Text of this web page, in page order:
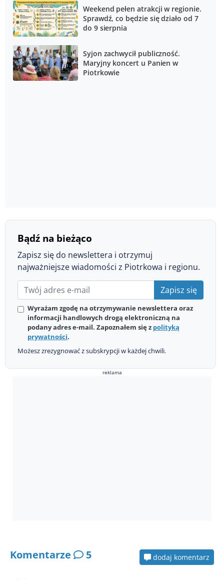
Weekend pełen atrakcji w regionie.
Sprawdź, co będzie się działo od 7
do 9 sierpnia
Syjon zachwycił publiczność.
Maryjny koncert u Panien w
Piotrkowie
Bądź na bieżąco
Zapisz się do newslettera i otrzymuj
najważniejsze wiadomości z Piotrkowa i regionu.
Zapisz się
Wyrażam zgodę na otrzymywanie newslettera oraz
informacji handlowych drogą elektroniczną na
podany adres e-mail. Zapoznałem się z polityką
prywatności.
Możesz zrezygnować z subskrypcji w każdej chwili.
reklama
Komentarze 5 dodaj komentarz